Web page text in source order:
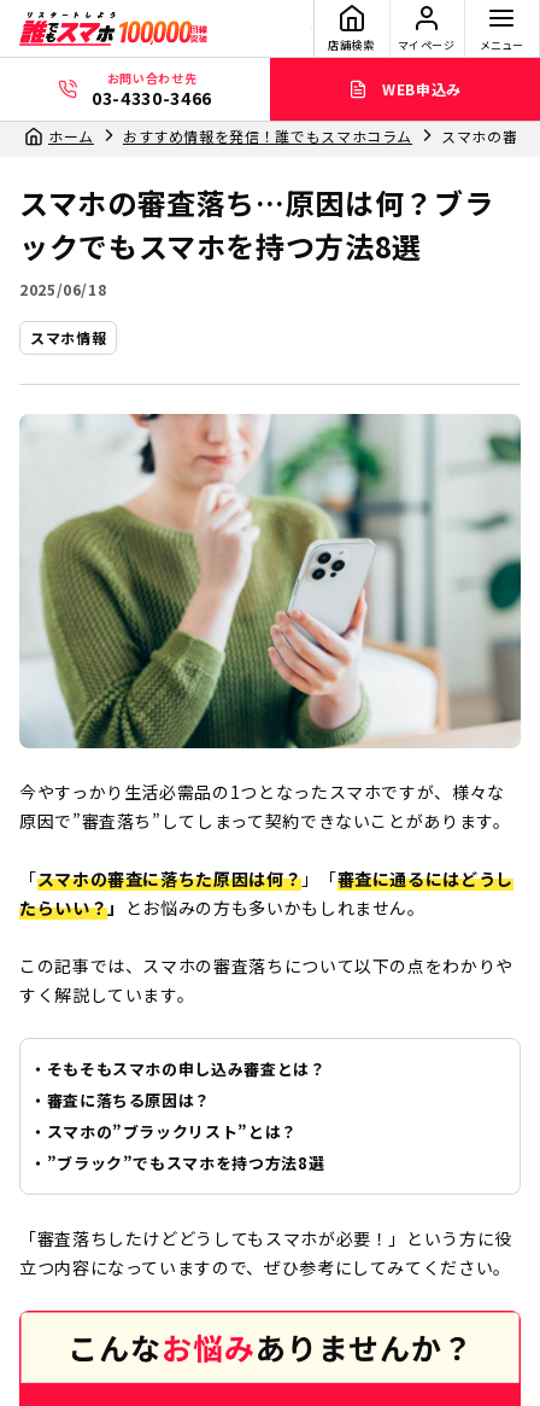
店舗検索 マイページ メニュー
お問い合わせ先
03-4330-3466 WEB申込み
ホーム おすすめ情報を発信！誰でもスマホコラム スマホの審
スマホの審査落ち…原因は何？ブラ
ックでもスマホを持つ方法8選
2025/06/18
スマホ情報
今やすっかり生活必需品の1つとなったスマホですが、様々な
原因で”審査落ち”してしまって契約できないことがあります。
「スマホの審査に落ちた原因は何？ 」「審査に通るにはどうし
たらいい？」 とお悩みの方も多いかもしれません。
この記事では、スマホの審査落ちについて以下の点をわかりや
すく解説しています。
・そもそもスマホの申し込み審査とは？
・審査に落ちる原因は？
・スマホの”ブラックリスト”とは？
・”ブラック”でもスマホを持つ方法8選
「審査落ちしたけどどうしてもスマホが必要！」という方に役
立つ内容になっていますので、ぜひ参考にしてみてください。